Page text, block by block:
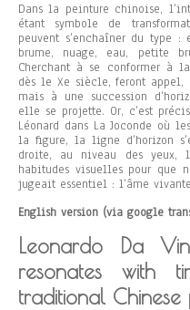
Dans la peinture chinoise,
étant symbole de
peuvent s’enchaîner du type :
brume, nuage, eau, petite
Cherchant à se conformer à
dès le Xe siècle, feront appel,
mais à une succession
elle se projette. Or, c’est
Léonard dans La Joconde où
la figure, la ligne d’horizon
droite, au niveau des yeux,
habitudes visuelles pour que
jugeait essentiel : l’âme
English version (via google
Leonardo Da
resonates with
traditional Chinese